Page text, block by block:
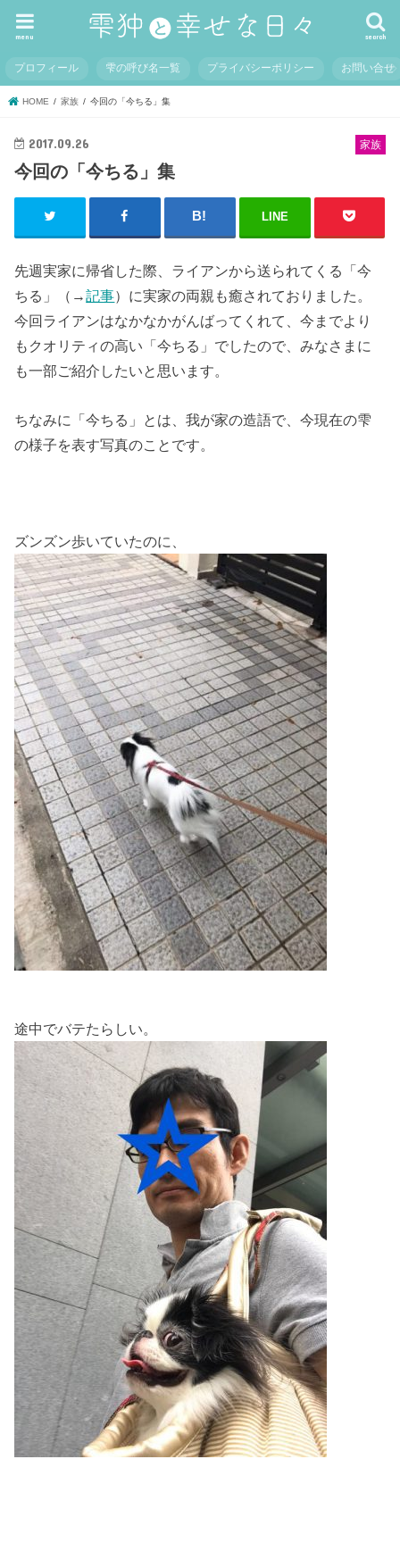
search
menu
プロフィール 雫の呼び名一覧 プライバシーポリシー お問い合せ
HOME 家族 今回の「今ちる」集
家族
2017.09.26
今回の「今ちる」集
LINE
先週実家に帰省した際、ライアンから送られてくる「今
ちる」（→記事）に実家の両親も癒されておりました。
今回ライアンはなかなかがんばってくれて、今までより
もクオリティの高い「今ちる」でしたので、みなさまに
も一部ご紹介したいと思います。
ちなみに「今ちる」とは、我が家の造語で、今現在の雫
の様子を表す写真のことです。
ズンズン歩いていたのに、
途中でバテたらしい。